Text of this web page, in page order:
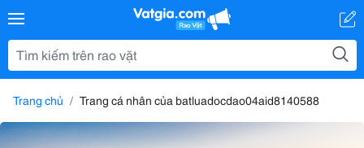
Trang chủ Trang cá nhân của batluadocdao04aid8140588